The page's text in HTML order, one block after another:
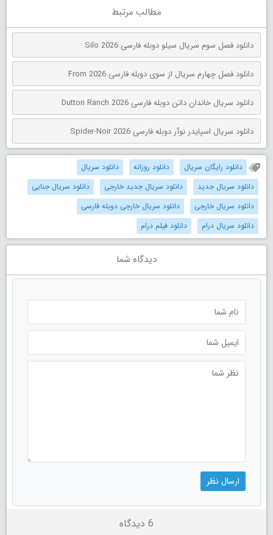
مطالب مرتبط
دانلود فصل سوم سریال سیلو دوبله فارسی Silo 2026
دانلود فصل چهارم سریال از سوی دوبله فارسی From 2026
دانلود سریال خاندان داتن دوبله فارسی Dutton Ranch 2026
دانلود سریال اسپایدر نوآر دوبله فارسی Spider-Noir 2026
دانلود رایگان سریال دانلود روزانه
دانلود سریال
دانلود سریال جدید
دانلود سریال جدید خارجی
دانلود سریال جنایی
دانلود سریال خارجی
دانلود سریال خارجی دوبله فارسی
دانلود سریال درام
دانلود فیلم درام
دیدگاه شما
6 دیدگاه